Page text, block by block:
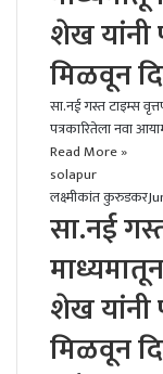
शेख यांनी
मिळवून
सा.नई गस्त टाइम्स
पत्रकारितेला नवा
Read More »
solapur
लक्ष्मीकांत कुरुडकर
सा.नई
शेख यांनी
मिळवून